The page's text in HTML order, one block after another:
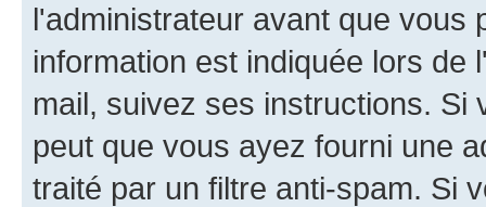
l'administrateur avant que vous
information est indiquée lors
mail, suivez ses instructions.
peut que vous ayez fourni une
traité par un filtre anti-spam. Si